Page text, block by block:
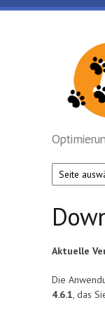
Skip to main content
Aktuelle
Die
4.6.1, das